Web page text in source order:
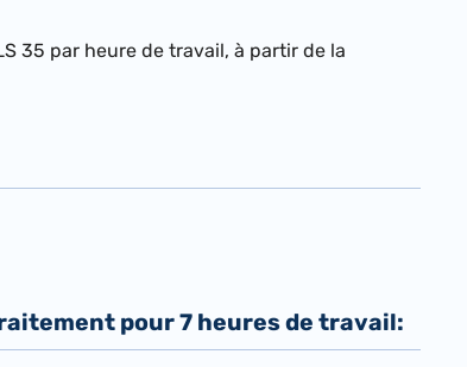
35 par heure de travail, à partir de la
pour 7 heures de travail: